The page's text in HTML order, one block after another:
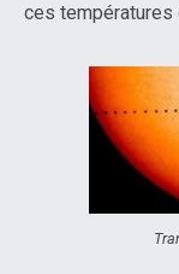
ces températures